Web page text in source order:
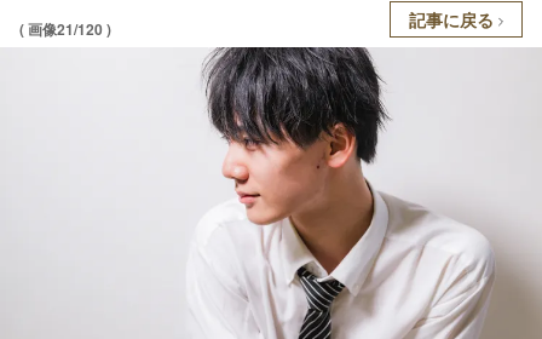
( 画像21/120 ) 記事に戻る